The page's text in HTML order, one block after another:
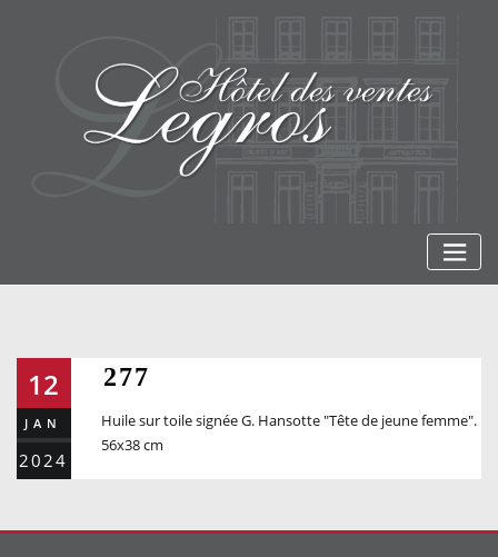
12
JAN
2024
277
Huile sur toile signée G. Hansotte "Tête de jeune femme".
56x38 cm